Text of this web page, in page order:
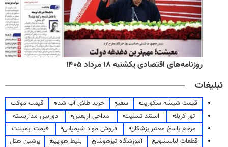
روزنامه‌های اقتصادی یکشنبه ۱۸ مرداد ۱۴۰۵
تبلیغات
قیمت شیشه سکوریت سفیر خرید طلای آب شده
قیمت موکت
تور کربلا
استند تسلیت مداحی اربعین
دوربین مداربسته
مرجع پاسخ معتبر پزشکان
فروش مواد شیمیایی
قیمت ایمپلنت
قطعات لباسشویی
آموزشگاه تیزهوشان بلیط هواپیما
پرشین هتل